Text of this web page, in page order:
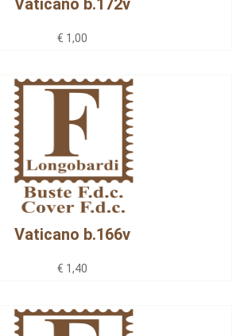
Vaticano b.172v
€ 1,00
Vaticano b.166v
€ 1,40